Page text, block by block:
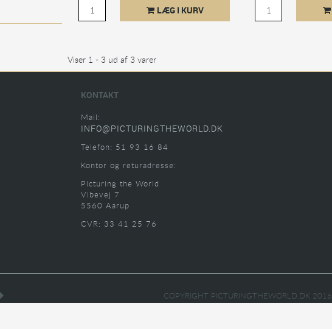
LÆG I KURV
Viser 1 - 3 ud af 3 varer
KONTAKT
Mail:
INFO@PICTURINGTHEWORLD.DK
Telefon: 51 93 16 84
Kontor og returadresse:
Picturing the World
Vibevej 7
5560 Aarup
CVR: 33 41 25 76
COPYRIGHT PICTURINGTHEWORLD.DK 2016